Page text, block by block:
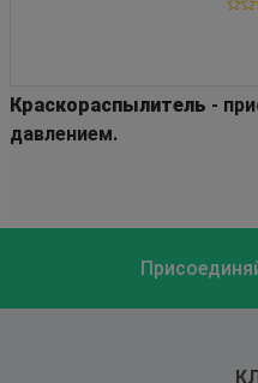
Краскораспылитель -
давлением.